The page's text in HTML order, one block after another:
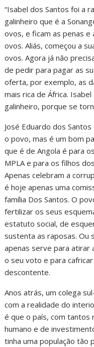
“Isabel dos Santos foi a
galinheiro que é a
ovos, e ficam as penas e
ovos. Aliás, começou a
ovos. Agora já não
de pedir para pagar as
oferta, por exemplo, as
mais rica de África.
galinheiro, porque se
José Eduardo dos
o povo, mas é um bom
que é de Angola é para
MPLA e para os filhos
Apenas celebram a
é hoje apenas uma
família Dos Santos. O
fertilizar os seus
estatuto social, de
sustenta as raposas. Ou
apenas serve para atirar
o seu voto e para
descontente.
Anos atrás, um colega
com a realidade do
é que o país, com tantos
humano e de
tinha uma população tão